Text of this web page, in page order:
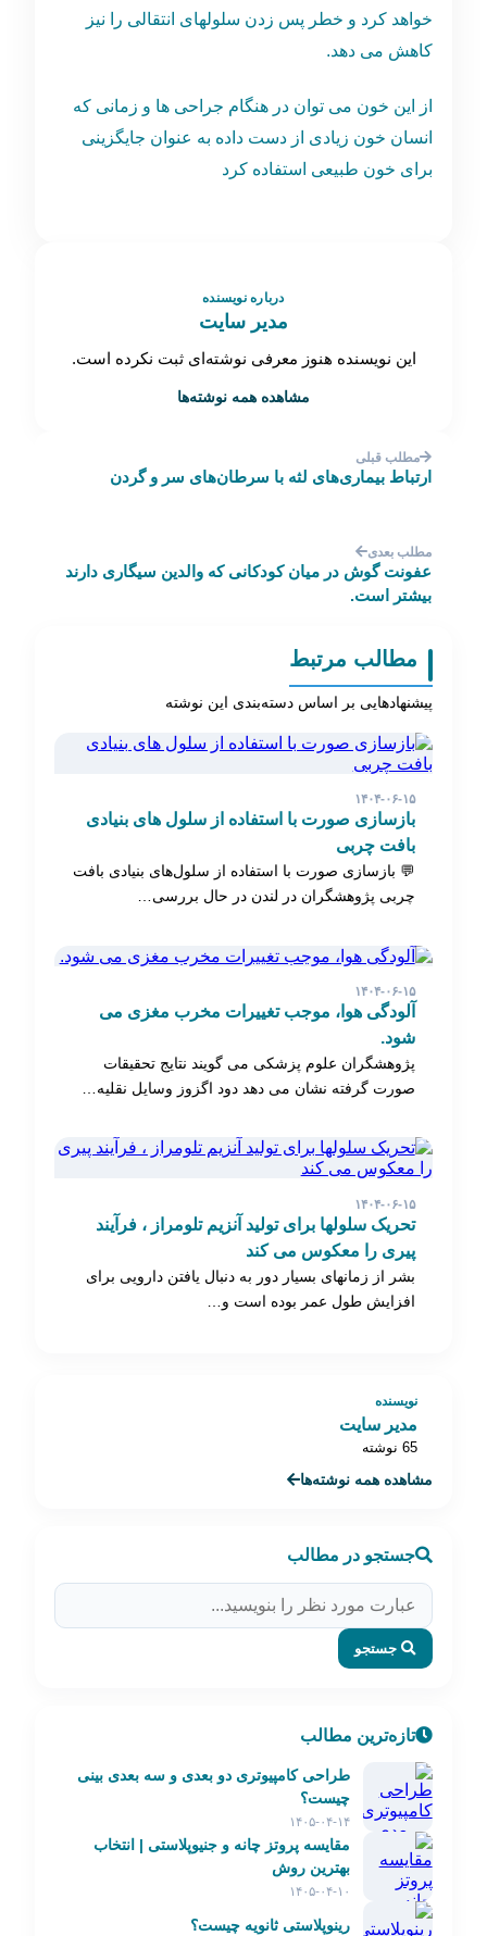
خواهد کرد و خطر پس زدن سلولهای انتقالی را نیز
کاهش می دهد.
از این خون می توان در هنگام جراحی ها و زمانی که
انسان خون زیادی از دست داده به عنوان جایگزینی
برای خون طبیعی استفاده کرد
درباره نویسنده
مدیر سایت
این نویسنده هنوز معرفی نوشته‌ای ثبت نکرده است.
مشاهده همه نوشته‌ها
مطلب قبلی
ارتباط بیماری‌های لثه با سرطان‌های سر و گردن
مطلب بعدی
عفونت گوش در میان کودکانی که والدین سیگاری دارند
بیشتر است.
مطالب مرتبط
پیشنهادهایی بر اساس دسته‌بندی این نوشته
۱۴۰۴-۰۶-۱۵
بازسازی صورت با استفاده از سلول های بنیادی
بافت چربی
💬 بازسازی صورت با استفاده از سلول‌های بنیادی بافت
چربی پژوهشگران در لندن در حال بررسی…
۱۴۰۴-۰۶-۱۵
آلودگی هوا، موجب تغییرات مخرب مغزی می
شود.
پژوهشگران علوم پزشکی می گویند نتایج تحقیقات
صورت گرفته نشان می دهد دود اگزوز وسایل نقلیه…
۱۴۰۴-۰۶-۱۵
تحریک سلولها برای تولید آنزیم تلومراز ، فرآیند
پیری را معکوس می کند
بشر از زمانهای بسیار دور به دنبال یافتن دارویی برای
افزایش طول عمر بوده است و…
نویسنده
مدیر سایت
65 نوشته
مشاهده همه نوشته‌ها
جستجو در مطالب
جستجو
تازه‌ترین مطالب
طراحی کامپیوتری دو بعدی و سه بعدی بینی
چیست؟
۱۴۰۵-۰۴-۱۴
مقایسه پروتز چانه و جنیوپلاستی | انتخاب
بهترین روش
۱۴۰۵-۰۴-۱۰
رینوپلاستی ثانویه چیست؟